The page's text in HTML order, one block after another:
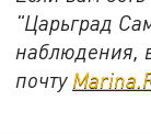
"Царьград
наблюдения,
почту